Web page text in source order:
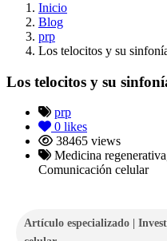
Inicio
Blog
prp
Los telocitos y su
Los telocitos y su
prp
0 likes
38465 views
Medicina
Comunicación celular
Artículo especializado |